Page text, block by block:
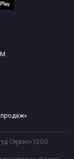
Сервис» (ООО